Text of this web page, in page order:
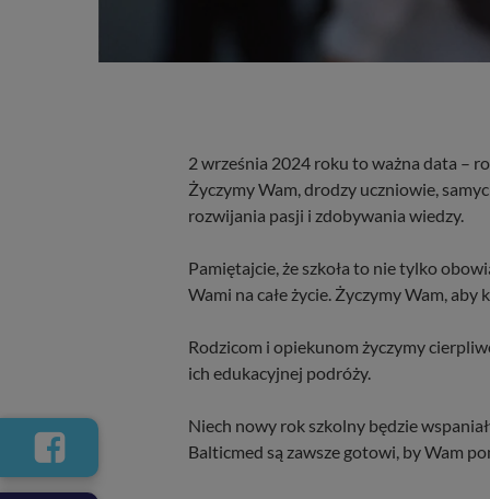
2 września 2024 roku to ważna data –
Życzymy Wam, drodzy uczniowie,
rozwijania pasji i zdobywania wiedzy.
Pamiętajcie, że szkoła to nie tylko
Wami na całe życie. Życzymy Wam,
Rodzicom i opiekunom życzymy
ich edukacyjnej podróży.
Niech nowy rok szkolny będzie
Balticmed są zawsze gotowi, by Wam